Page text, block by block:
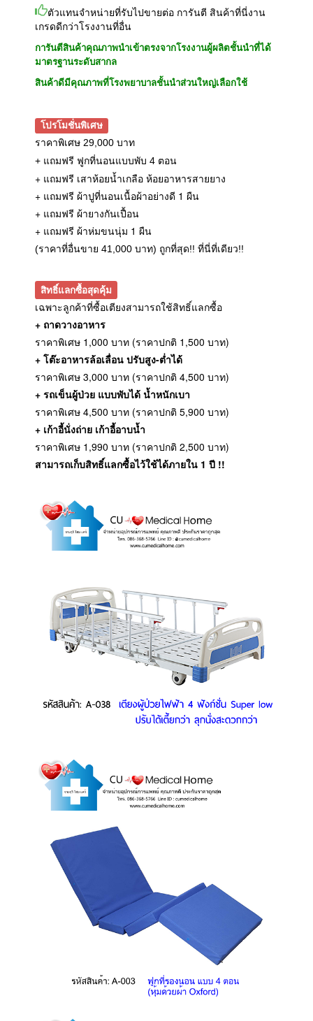
ตัวแทนจำหน่ายที่รับไปขายต่อ การันตี สินค้าที่นี่งาน
เกรดดีกว่าโรงงานที่อื่น
การันตีสินค้าคุณภาพนำเข้าตรงจากโรงงานผู้ผลิตชั้นนำที่ได้
มาตรฐานระดับสากล
สินค้าดีมีคุณภาพที่โรงพยาบาลชั้นนำส่วนใหญ่เลือกใช้
โปรโมชั่นพิเศษ
ราคาพิเศษ 29,000 บาท
+ แถมฟรี ฟูกที่นอนแบบพับ 4 ตอน
+ แถมฟรี เสาห้อยน้ำเกลือ ห้อยอาหารสายยาง
+ แถมฟรี ผ้าปูที่นอนเนื้อผ้าอย่างดี 1 ผืน
+ แถมฟรี ผ้ายางกันเปื้อน
+ แถมฟรี ผ้าห่มขนนุ่ม 1 ผืน
(ราคาที่อื่นขาย 41,000 บาท) ถูกที่สุด!! ที่นี่ที่เดียว!!
สิทธิ์แลกซื้อสุดคุ้ม
เฉพาะลูกค้าที่ซื้อเตียงสามารถใช้สิทธิ์แลกซื้อ
+ ถาดวางอาหาร
ราคาพิเศษ 1,000 บาท (ราคาปกติ 1,500 บาท)
+ โต๊ะอาหารล้อเลื่อน ปรับสูง-ต่ำได้
ราคาพิเศษ 3,000 บาท (ราคาปกติ 4,500 บาท)
+ รถเข็นผู้ป่วย แบบพับได้ น้ำหนักเบา
ราคาพิเศษ 4,500 บาท (ราคาปกติ 5,900 บาท)
+ เก้าอี้นั่งถ่าย เก้าอี้อาบน้ำ
ราคาพิเศษ 1,990 บาท (ราคาปกติ 2,500 บาท)
สามารถเก็บสิทธิ์แลกซื้อไว้ใช้ได้ภายใน 1 ปี !!